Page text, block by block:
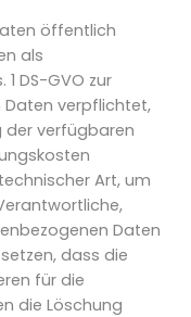
öffentlich
als
DS-GVO zur
Daten verpflichtet,
der verfügbaren
Art, um
Daten
dass die
für die
die Löschung